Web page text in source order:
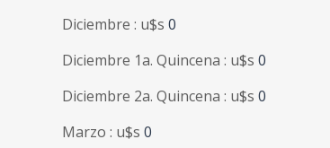
Diciembre : u$s 0
Diciembre 1a. Quincena : u$s 0
Diciembre 2a. Quincena : u$s 0
Marzo : u$s 0